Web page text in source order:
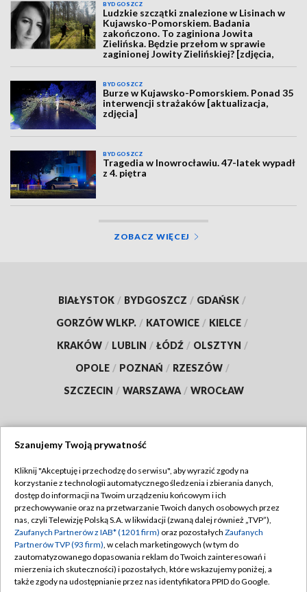
BYDGOSZCZ
Ludzkie szczątki znalezione w Lisinach w
Kujawsko-Pomorskiem. Badania
zakończono. To zaginiona Jowita
Zielińska. Będzie przełom w sprawie
zaginionej Jowity Zielińskiej? [zdjęcia,
wideo, aktualizacja]
BYDGOSZCZ
Burze w Kujawsko-Pomorskiem. Ponad 35
interwencji strażaków [aktualizacja,
zdjęcia]
BYDGOSZCZ
Tragedia w Inowrocławiu. 47-latek wypadł
z 4. piętra
ZOBACZ WIĘCEJ
BIAŁYSTOK / BYDGOSZCZ / GDAŃSK /
GORZÓW WLKP. / KATOWICE / KIELCE /
KRAKÓW / LUBLIN / ŁÓDŹ / OLSZTYN /
OPOLE / POZNAŃ / RZESZÓW /
SZCZECIN / WARSZAWA / WROCŁAW
TVP
Abonament TVP
Emisja w TVP
Centrum informacji TVP
Naziemna Telewizja Cyfrowa
Regulamin TVP
Polityka prywatności
Moje zgody
Pomoc
Szanujemy Twoją prywatność
Kliknij "Akceptuję i przechodzę do serwisu", aby wyrazić zgody na
korzystanie z technologii automatycznego śledzenia i zbierania danych,
dostęp do informacji na Twoim urządzeniu końcowym i ich
przechowywanie oraz na przetwarzanie Twoich danych osobowych przez
nas, czyli Telewizję Polską S.A. w likwidacji (zwaną dalej również „TVP”),
Zaufanych Partnerów z IAB* (1201 firm) oraz pozostałych Zaufanych
Partnerów TVP (93 firm), w celach marketingowych (w tym do
zautomatyzowanego dopasowania reklam do Twoich zainteresowań i
mierzenia ich skuteczności) i pozostałych, które wskazujemy poniżej, a
także zgody na udostępnianie przez nas identyfikatora PPID do Google.